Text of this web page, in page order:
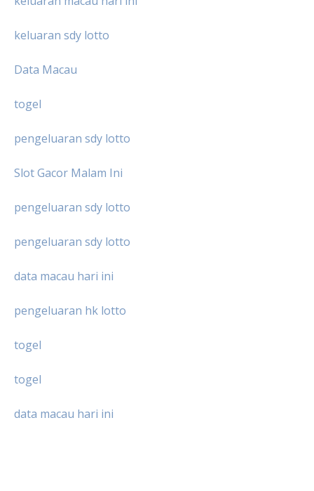
keluaran sdy lotto
Data Macau
togel
pengeluaran sdy lotto
Slot Gacor Malam Ini
pengeluaran sdy lotto
pengeluaran sdy lotto
data macau hari ini
pengeluaran hk lotto
togel
togel
data macau hari ini